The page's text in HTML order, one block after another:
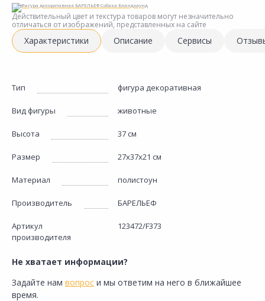
Недавно просмотренные
товары
Действительный цвет и текстура товаров могут незначительно
отличаться от изображений, представленных на сайте
Характеристики Описание Сервисы
Тип фигура декоративная
Вид фигуры животные
Высота 37 см
Размер 27х37х21 см
Материал полистоун
Производитель БАРЕЛЬЕФ
Артикул
производителя
123472/F373
Не хватает информации?
Задайте нам вопрос и мы ответим на него в ближайшее
время.